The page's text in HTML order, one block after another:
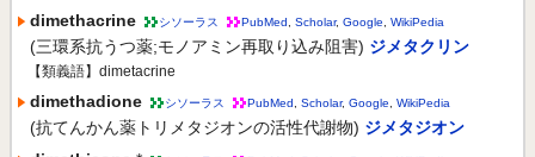
dimethacrine
シソーラス PubMed Scholar, Google WikiPedia
(三環系抗うつ薬;モノアミン再取り込み阻害) ジメタクリン
【類義語】dimetacrine
dimethadione シソーラス PubMed Scholar, Google WikiPedia
(抗てんかん薬トリメタジオンの活性代謝物) ジメタジオン